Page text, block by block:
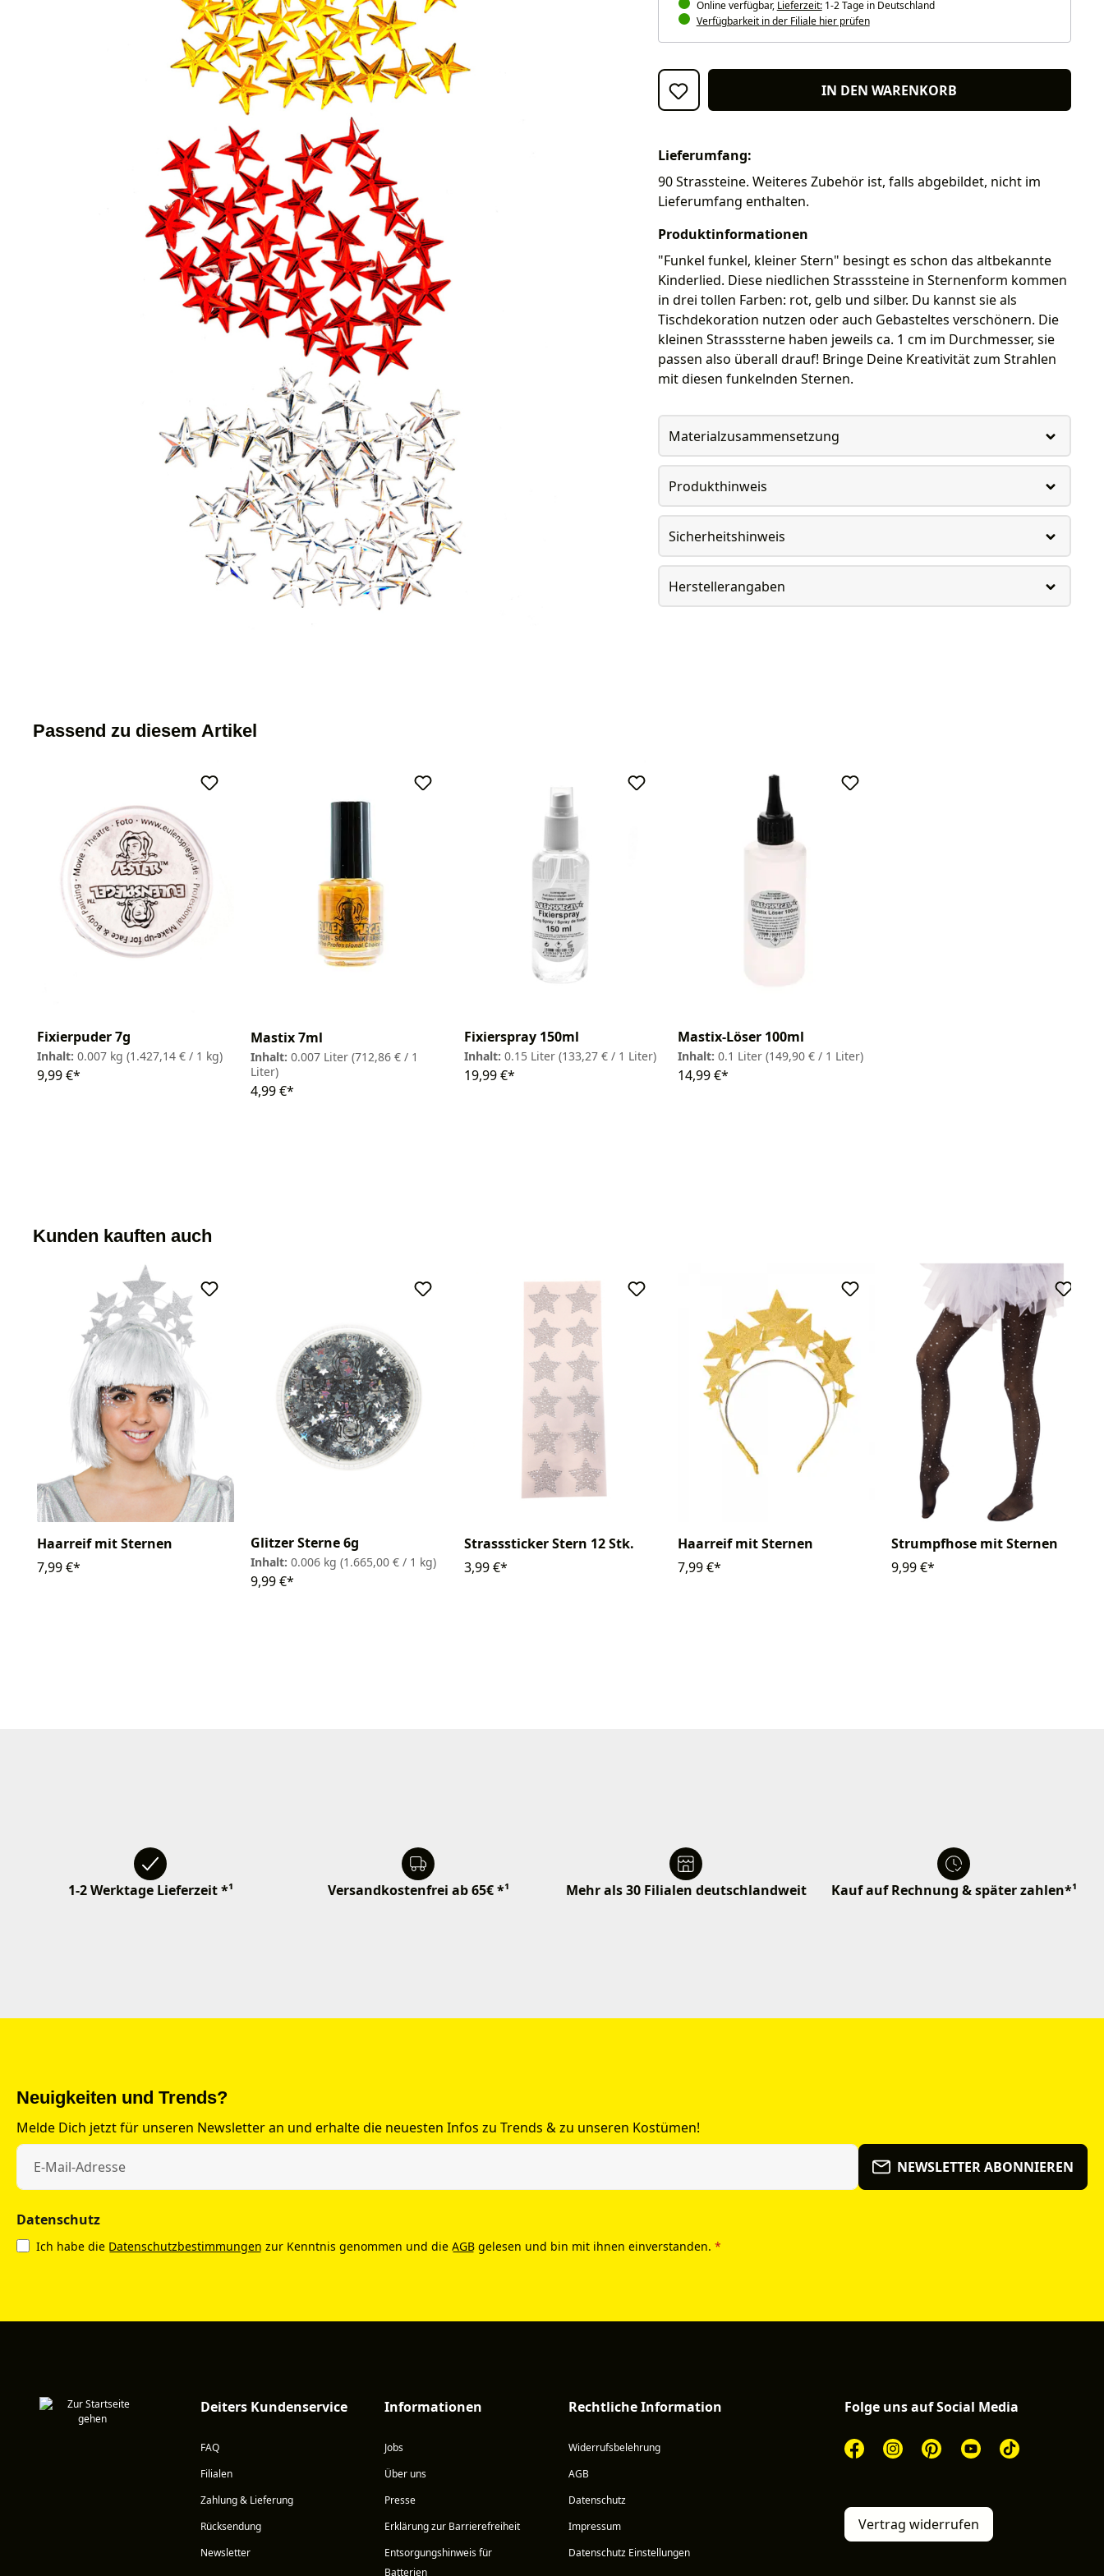
Online verfügbar, Lieferzeit:1-2 Tage in Deutschland
Verfügbarkeit in der Filiale hier prüfen
IN DEN WARENKORB
Lieferumfang:
90 Strassteine. Weiteres Zubehör ist, falls abgebildet, nicht im
Lieferumfang enthalten.
Produktinformationen
"Funkel funkel, kleiner Stern" besingt es schon das altbekannte
Kinderlied. Diese niedlichen Strasssteine in Sternenform kommen
in drei tollen Farben: rot, gelb und silber. Du kannst sie als
Tischdekoration nutzen oder auch Gebasteltes verschönern. Die
kleinen Strasssterne haben jeweils ca. 1 cm im Durchmesser, sie
passen also überall drauf! Bringe Deine Kreativität zum Strahlen
mit diesen funkelnden Sternen.
Materialzusammensetzung
Produkthinweis
Sicherheitshinweis
Herstellerangaben
Passend zu diesem Artikel
Fixierpuder 7g
Inhalt: 0.007 kg (1.427,14 € / 1 kg)
9,99 €*
Mastix 7ml
Inhalt: 0.007 Liter (712,86 € / 1
Liter)
4,99 €*
Fixierspray 150ml
Inhalt: 0.15 Liter (133,27 € / 1 Liter)
19,99 €*
Mastix-Löser 100ml
Inhalt: 0.1 Liter (149,90 € / 1 Liter)
14,99 €*
Kunden kauften auch
Haarreif mit Sternen
7,99 €*
Glitzer Sterne 6g
Inhalt: 0.006 kg (1.665,00 € / 1 kg)
9,99 €*
Strasssticker Stern 12 Stk.
3,99 €*
Haarreif mit Sternen
7,99 €*
Strumpfhose mit Sternen
9,99 €*
1-2 Werktage Lieferzeit *¹ Versandkostenfrei ab 65€ *¹ Mehr als 30 Filialen deutschlandweit Kauf auf Rechnung & später zahlen*¹
Neuigkeiten und Trends?
Melde Dich jetzt für unseren Newsletter an und erhalte die neuesten Infos zu Trends & zu unseren Kostümen!
NEWSLETTER ABONNIEREN
Datenschutz
Ich habe die Datenschutzbestimmungen zur Kenntnis genommen und die AGB gelesen und bin mit ihnen einverstanden. *
Deiters Kundenservice
FAQ
Filialen
Zahlung & Lieferung
Rücksendung
Newsletter
Informationen
Jobs
Über uns
Presse
Erklärung zur Barrierefreiheit
Entsorgungshinweis für
Batterien
Rechtliche Information
Widerrufsbelehrung
AGB
Datenschutz
Impressum
Datenschutz Einstellungen
Folge uns auf Social Media
Vertrag widerrufen